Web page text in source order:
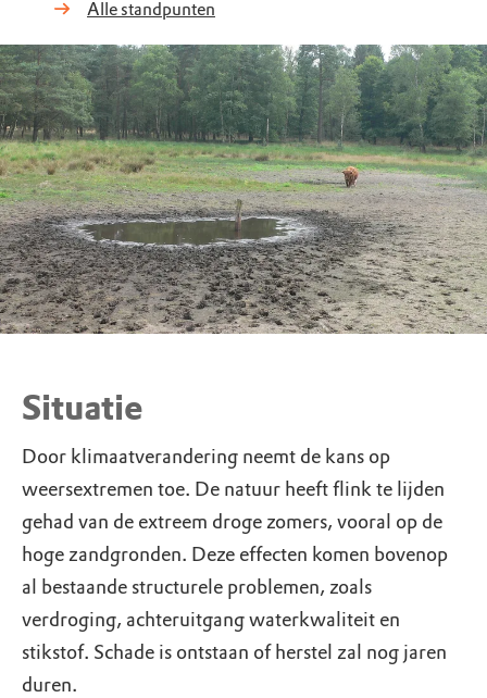
Alle standpunten
Situatie
Door klimaatverandering neemt de kans op
weersextremen toe. De natuur heeft flink te lijden
gehad van de extreem droge zomers, vooral op de
hoge zandgronden. Deze effecten komen bovenop
al bestaande structurele problemen, zoals
verdroging, achteruitgang waterkwaliteit en
stikstof. Schade is ontstaan of herstel zal nog jaren
duren.